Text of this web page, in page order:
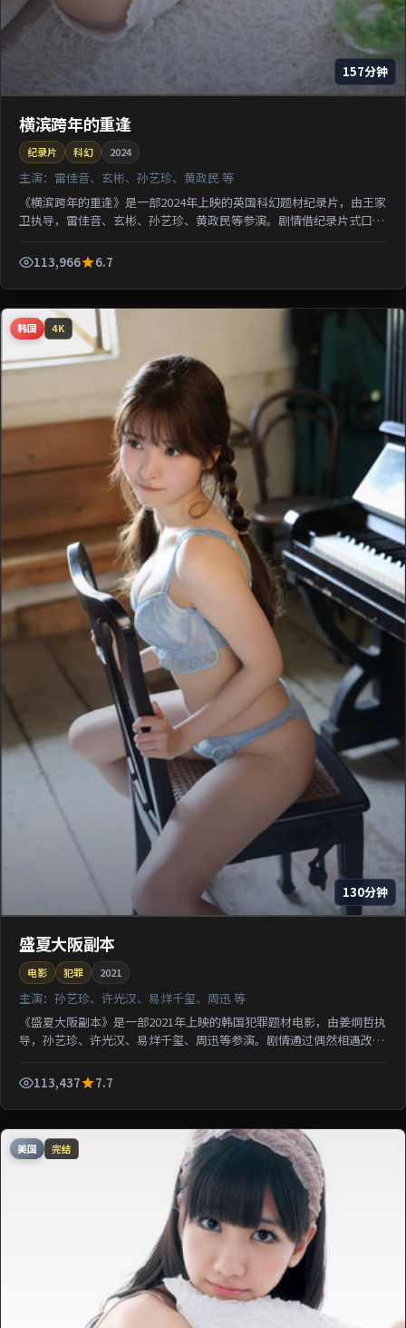
157分钟
横滨跨年的重逢
纪录片 科幻 2024
主演： 雷佳音、玄彬、孙艺珍、黄政民 等
《横滨跨年的重逢》是一部2024年上映的英国科幻题材纪录片，由王家
卫执导，雷佳音、玄彬、孙艺珍、黄政民等参演。剧情借纪录片式口吻
113,966
6.7
韩国 4K
130分钟
盛夏大阪副本
电影 犯罪 2021
主演： 孙艺珍、许光汉、易烊千玺、周迅 等
《盛夏大阪副本》是一部2021年上映的韩国犯罪题材电影，由姜炯哲执
导，孙艺珍、许光汉、易烊千玺、周迅等参演。剧情通过偶然相遇改写
113,437
7.7
美国 完结